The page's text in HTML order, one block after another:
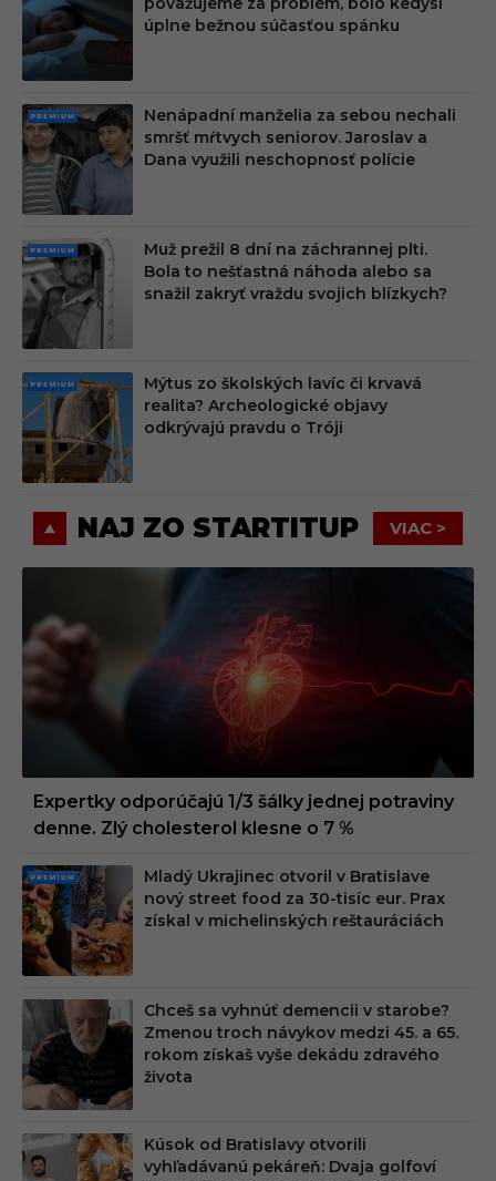
MIU
M
úplne bežnou súčasťou spánku
PRE
MIU
M
Nenápadní manželia za sebou nechali
smršť mŕtvych seniorov. Jaroslav a
Dana využili neschopnosť polície
PRE
MIU
M
Muž prežil 8 dní na záchrannej plti.
Bola to nešťastná náhoda alebo sa
snažil zakryť vraždu svojich blízkych?
PRE
MIU
M
Mýtus zo školských lavíc či krvavá
realita? Archeologické objavy
odkrývajú pravdu o Tróji
NAJ ZO STARTITUP VIAC >
Expertky odporúčajú 1/3 šálky jednej potraviny
denne. Zlý cholesterol klesne o 7 %
PRE
MIU
M
Mladý Ukrajinec otvoril v Bratislave
nový street food za 30-tisíc eur. Prax
získal v michelinských reštauráciách
Chceš sa vyhnúť demencii v starobe?
Zmenou troch návykov medzi 45. a 65.
rokom získaš vyše dekádu zdravého
života
Kúsok od Bratislavy otvorili
vyhľadávanú pekáreň: Dvaja golfoví